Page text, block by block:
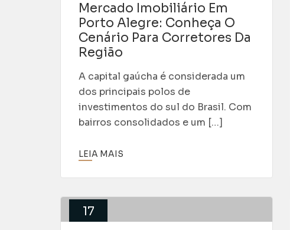
Mercado Imobiliário Em
Porto Alegre: Conheça O
Cenário Para Corretores Da
Região
A capital gaúcha é considerada um
dos principais polos de
investimentos do sul do Brasil. Com
bairros consolidados e um […]
LEIA MAIS
17